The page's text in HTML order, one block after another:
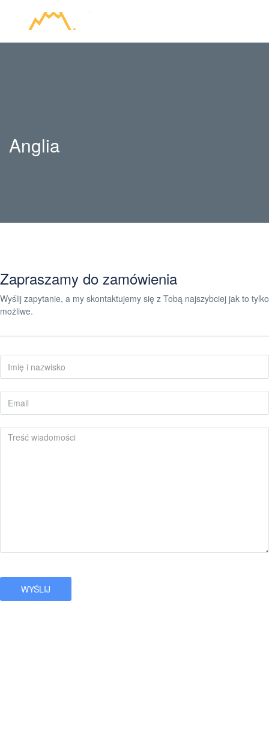
Anglia
Zapraszamy do zamówienia
Wyślij zapytanie, a my skontaktujemy się z Tobą najszybciej jak to tylko
możliwe.